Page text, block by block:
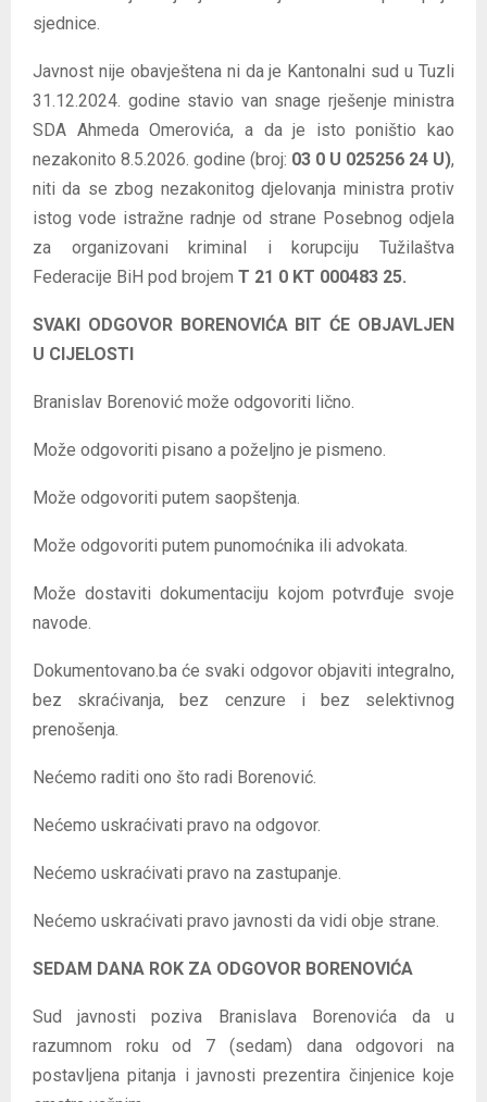
sjednice.
Javnost nije obavještena ni da je Kantonalni sud u Tuzli
31.12.2024. godine stavio van snage rješenje ministra
SDA Ahmeda Omerovića, a da je isto poništio kao
nezakonito 8.5.2026. godine (broj: 03 0 U 025256 24 U),
niti da se zbog nezakonitog djelovanja ministra protiv
istog vode istražne radnje od strane Posebnog odjela
za organizovani kriminal i korupciju Tužilaštva
Federacije BiH pod brojem T 21 0 KT 000483 25.
SVAKI ODGOVOR BORENOVIĆA BIT ĆE OBJAVLJEN
U CIJELOSTI
Branislav Borenović može odgovoriti lično.
Može odgovoriti pisano a poželjno je pismeno.
Može odgovoriti putem saopštenja.
Može odgovoriti putem punomoćnika ili advokata.
Može dostaviti dokumentaciju kojom potvrđuje svoje
navode.
Dokumentovano.ba će svaki odgovor objaviti integralno,
bez skraćivanja, bez cenzure i bez selektivnog
prenošenja.
Nećemo raditi ono što radi Borenović.
Nećemo uskraćivati pravo na odgovor.
Nećemo uskraćivati pravo na zastupanje.
Nećemo uskraćivati pravo javnosti da vidi obje strane.
SEDAM DANA ROK ZA ODGOVOR BORENOVIĆA
Sud javnosti poziva Branislava Borenovića da u
razumnom roku od 7 (sedam) dana odgovori na
postavljena pitanja i javnosti prezentira činjenice koje